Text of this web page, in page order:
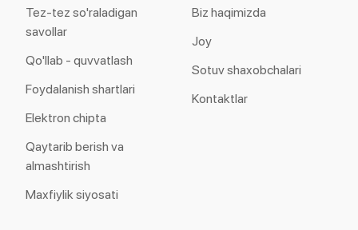
Tez-tez so'raladigan
savollar
Qo'llab - quvvatlash
Foydalanish shartlari
Elektron chipta
Qaytarib berish va
almashtirish
Maxfiylik siyosati
Biz haqimizda
Joy
Sotuv shaxobchalari
Kontaktlar